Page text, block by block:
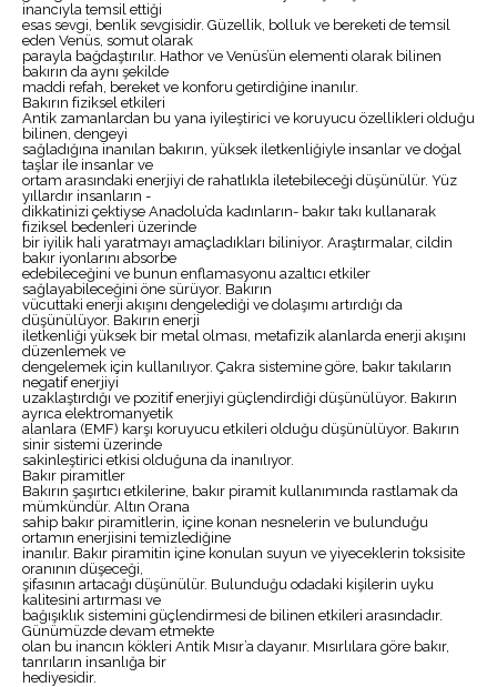
inancıyla temsil ettiği
esas sevgi, benlik sevgisidir. Güzellik, bolluk ve bereketi de temsil
eden Venüs, somut olarak
parayla bağdaştırılır. Hathor ve Venüs’ün elementi olarak bilinen
bakırın da aynı şekilde
maddi refah, bereket ve konforu getirdiğine inanılır.
Bakırın fiziksel etkileri
Antik zamanlardan bu yana iyileştirici ve koruyucu özellikleri olduğu
bilinen, dengeyi
sağladığına inanılan bakırın, yüksek iletkenliğiyle insanlar ve doğal
taşlar ile insanlar ve
ortam arasındaki enerjiyi de rahatlıkla iletebileceği düşünülür. Yüz
yıllardır insanların -
dikkatinizi çektiyse Anadolu’da kadınların- bakır takı kullanarak
fiziksel bedenleri üzerinde
bir iyilik hali yaratmayı amaçladıkları biliniyor. Araştırmalar, cildin
bakır iyonlarını absorbe
edebileceğini ve bunun enflamasyonu azaltıcı etkiler
sağlayabileceğini öne sürüyor. Bakırın
vücuttaki enerji akışını dengelediği ve dolaşımı artırdığı da
düşünülüyor. Bakırın enerji
iletkenliği yüksek bir metal olması, metafizik alanlarda enerji akışını
düzenlemek ve
dengelemek için kullanılıyor. Çakra sistemine göre, bakır takıların
negatif enerjiyi
uzaklaştırdığı ve pozitif enerjiyi güçlendirdiği düşünülüyor. Bakırın
ayrıca elektromanyetik
alanlara (EMF) karşı koruyucu etkileri olduğu düşünülüyor. Bakırın
sinir sistemi üzerinde
sakinleştirici etkisi olduğuna da inanılıyor.
Bakır piramitler
Bakırın şaşırtıcı etkilerine, bakır piramit kullanımında rastlamak da
mümkündür. Altın Orana
sahip bakır piramitlerin, içine konan nesnelerin ve bulunduğu
ortamın enerjisini temizlediğine
inanılır. Bakır piramitin içine konulan suyun ve yiyeceklerin toksisite
oranının düşeceği,
şifasının artacağı düşünülür. Bulunduğu odadaki kişilerin uyku
kalitesini artırması ve
bağışıklık sistemini güçlendirmesi de bilinen etkileri arasındadır.
Günümüzde devam etmekte
olan bu inancın kökleri Antik Mısır’a dayanır. Mısırlılara göre bakır,
tanrıların insanlığa bir
hediyesidir.